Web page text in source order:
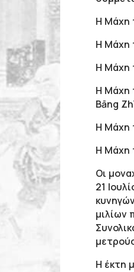
Η Μάχη
Η Μάχη
Η Μάχη
Η Μάχη
Bāng
Η Μάχη
Η Μάχη
Οι
21
μιλίων
Η έκτη